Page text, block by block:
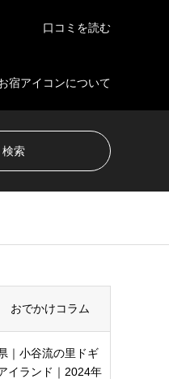
口コミを読む
宿アイコンについて
おでかけコラム
｜小谷流の里ドギ
イランド｜2024年